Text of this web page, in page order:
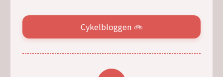
Cykelbloggen